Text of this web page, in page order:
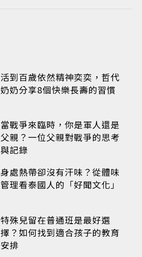
活到百歲依然精神奕奕，哲代
奶奶分享8個快樂長壽的習慣
當戰爭來臨時，你是軍人還是
父親？一位父親對戰爭的思考
與記錄
身處熱帶卻沒有汗味？從體味
管理看泰國人的「好聞文化」
特殊兒留在普通班是最好選
擇？如何找到適合孩子的教育
安排